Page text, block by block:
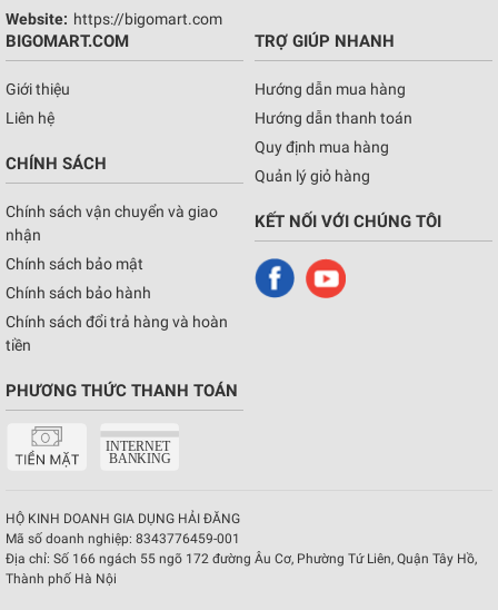
Website: https://bigomart.com
BIGOMART.COM
Giới thiệu
Liên hệ
CHÍNH SÁCH
Chính sách vận chuyển và giao
nhận
Chính sách bảo mật
Chính sách bảo hành
Chính sách đổi trả hàng và hoàn
tiền
PHƯƠNG THỨC THANH TOÁN
TRỢ GIÚP NHANH
Hướng dẫn mua hàng
Hướng dẫn thanh toán
Quy định mua hàng
Quản lý giỏ hàng
KẾT NỐI VỚI CHÚNG TÔI
HỘ KINH DOANH GIA DỤNG HẢI ĐĂNG
Mã số doanh nghiệp: 8343776459-001
Địa chỉ: Số 166 ngách 55 ngõ 172 đường Âu Cơ, Phường Tứ Liên, Quận Tây Hồ,
Thành phố Hà Nội